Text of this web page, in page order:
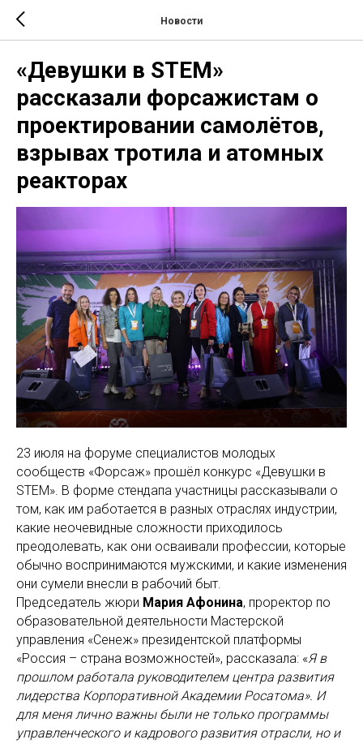
Новости
«Девушки в STEM»
рассказали форсажистам о
проектировании самолётов,
взрывах тротила и атомных
реакторах
23 июля на форуме специалистов молодых
сообществ «Форсаж» прошёл конкурс «Девушки в
STEM». В форме стендапа участницы рассказывали о
том, как им работается в разных отраслях индустрии,
какие неочевидные сложности приходилось
преодолевать, как они осваивали профессии, которые
обычно воспринимаются мужскими, и какие изменения
они сумели внесли в рабочий быт.
Председатель жюри Мария Афонина, проректор по
образовательной деятельности Мастерской
управления «Сенеж» президентской платформы
«Россия – страна возможностей», рассказала: «Я в
прошлом работала руководителем центра развития
лидерства Корпоративной Академии Росатома». И
для меня лично важны были не только программы
управленческого и кадрового развития отрасли, но и